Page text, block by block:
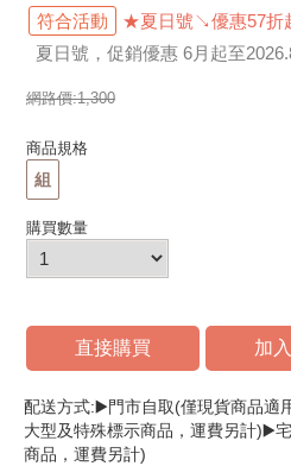
符合活動
★夏日號↘優惠57折
夏日號，促銷優惠 6月起至
網路價:1,300
商品規格
組
購買數量
直接購買 加
配送方式:▶️門市自取(僅現貨商品適
大型及特殊標示商品，運費另計)▶️
商品，運費另計)